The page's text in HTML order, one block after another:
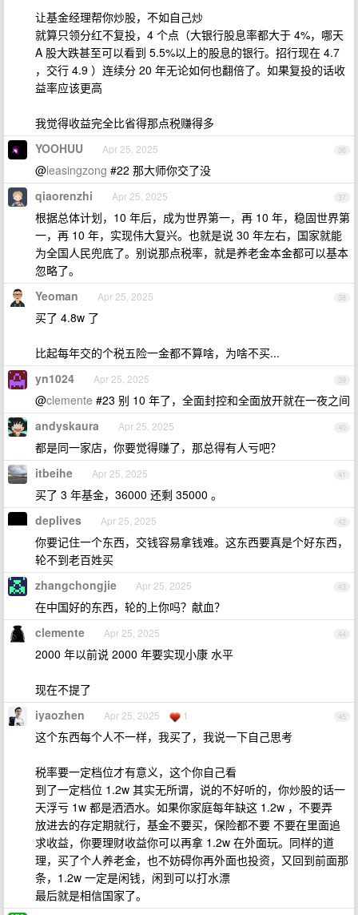
让基金经理帮你炒股，不如自己炒
就算只领分红不复投，4 个点（大银行股息率都大于 4%，哪天
A 股大跌甚至可以看到 5.5%以上的股息的银行。招行现在 4.7
，交行 4.9 ）连续分 20 年无论如何也翻倍了。如果复投的话收
益率应该更高
我觉得收益完全比省得那点税赚得多
36
YOOHUU Apr 25, 2025
@leasingzong #22 那大师你交了没
37
qiaorenzhi Apr 25, 2025
根据总体计划，10 年后，成为世界第一，再 10 年，稳固世界第
一，再 10 年，实现伟大复兴。也就是说 30 年左右，国家就能
为全国人民兜底了。别说那点税率，就是养老金本金都可以基本
忽略了。
38
Yeoman Apr 25, 2025
买了 4.8w 了
比起每年交的个税五险一金都不算啥，为啥不买...
39
yn1024 Apr 25, 2025
@clemente #23 别 10 年了，全面封控和全面放开就在一夜之间
40
andyskaura Apr 25, 2025
都是同一家店，你要觉得赚了，那总得有人亏吧？
41
itbeihe Apr 25, 2025
买了 3 年基金，36000 还剩 35000 。
42
deplives Apr 25, 2025
你要记住一个东西，交钱容易拿钱难。这东西要真是个好东西，
轮不到老百姓买
43
zhangchongjie Apr 25, 2025
在中国好的东西，轮的上你吗？献血？
44
clemente Apr 25, 2025
2000 年以前说 2000 年要实现小康 水平
现在不提了
45
iyaozhen Apr 25, 2025 1
这个东西每个人不一样，我买了，我说一下自己思考
税率要一定档位才有意义，这个你自己看
到了一定档位 1.2w 其实无所谓，说的不好听的，你炒股的话一
天浮亏 1w 都是洒洒水。如果你家庭每年缺这 1.2w ，不要弄
放进去的存定期就行，基金不要买，保险都不要 不要在里面追
求收益，你要理财收益你可以再拿 1.2w 在外面玩。同样的道
理，买了个人养老金，也不妨碍你再外面也投资，又回到前面那
条，1.2w 一定是闲钱，闲到可以打水漂
最后就是相信国家了。